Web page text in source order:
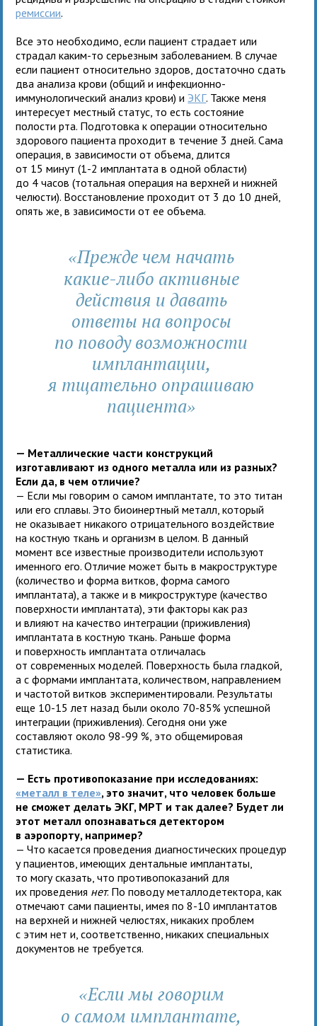
ремиссии.
Все это необходимо, если пациент страдает или
страдал каким-то серьезным заболеванием. В случае
если пациент относительно здоров, достаточно сдать
два анализа крови (общий и инфекционно-
иммунологический анализ крови) иЭКГ. Также меня
интересует местный статус, то есть состояние
полости рта. Подготовка к операции относительно
здорового пациента проходит в течение 3 дней. Сама
операция, в зависимости от объема, длится
от 15 минут (1-2 имплантата в одной области)
до 4 часов (тотальная операция на верхней и нижней
челюсти). Восстановление проходит от 3 до 10 дней,
опять же, в зависимости от ее объема.
«Прежде чем начать
какие-либо активные
действия и давать
ответы на вопросы
по поводу возможности
имплантации,
я тщательно опрашиваю
пациента»
— Металлические части конструкций
изготавливают из одного металла или из разных?
Если да, в чем отличие?
— Если мы говорим о самом имплантате, то это титан
или его сплавы. Это биоинертный металл, который
не оказывает никакого отрицательного воздействие
на костную ткань и организм в целом. В данный
момент все известные производители используют
именного его. Отличие может быть в макроструктуре
(количество и форма витков, форма самого
имплантата), а также и в микроструктуре (качество
поверхности имплантата), эти факторы как раз
и влияют на качество интеграции (приживления)
имплантата в костную ткань. Раньше форма
и поверхность имплантата отличалась
от современных моделей. Поверхность была гладкой,
а с формами имплантата, количеством, направлением
и частотой витков экспериментировали. Результаты
еще 10-15 лет назад были около 70-85% успешной
интеграции (приживления). Сегодня они уже
составляют около 98-99 %, это общемировая
статистика.
— Есть противопоказание при исследованиях:
«металл в теле», это значит, что человек больше
не сможет делать ЭКГ, МРТ и так далее? Будет ли
этот металл опознаваться детектором
в аэропорту, например?
— Что касается проведения диагностических процедур
у пациентов, имеющих дентальные имплантаты,
то могу сказать, что противопоказаний для
их проведения нет. По поводу металлодетектора, как
отмечают сами пациенты, имея по 8-10 имплантатов
на верхней и нижней челюстях, никаких проблем
с этим нет и, соответственно, никаких специальных
документов не требуется.
«Если мы говорим
о самом имплантате,